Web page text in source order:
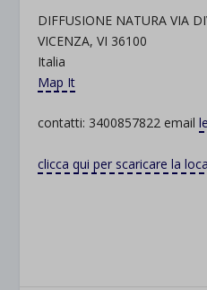
DIFFUSIONE NATURA VIA
VICENZA, VI 36100
Italia
Map It
contatti: 3400857822 email
clicca qui per scaricare la